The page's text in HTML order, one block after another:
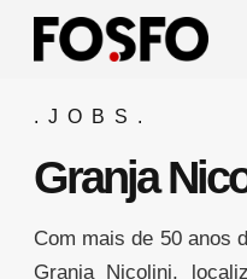
.JOBS.
Granja
Com mais de 50 anos
Granja Nicolini,